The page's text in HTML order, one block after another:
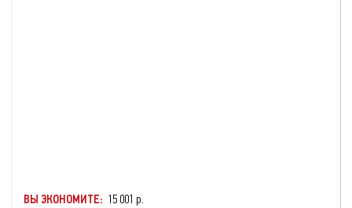
ВЫ ЭКОНОМИТЕ: 15 001 р.